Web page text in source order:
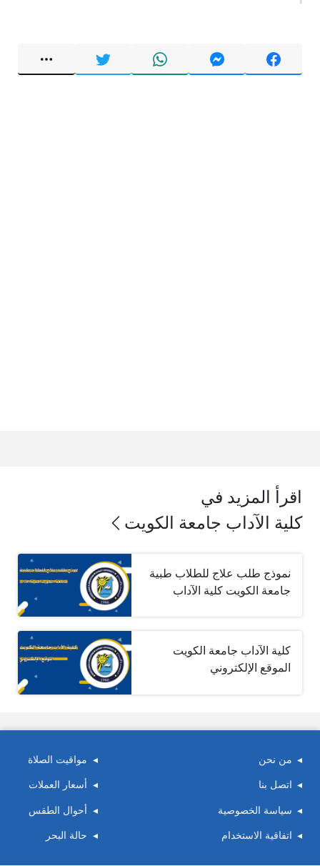
اقرأ المزيد في
كلية الآداب جامعة الكويت
نموذج طلب علاج للطلاب طبية
جامعة الكويت كلية الآداب
كلية الآداب جامعة الكويت
الموقع الإلكتروني
من نحن
اتصل بنا
سياسة الخصوصية
اتفاقية الاستخدام
مواقيت الصلاة
أسعار العملات
أحوال الطقس
حالة البحر